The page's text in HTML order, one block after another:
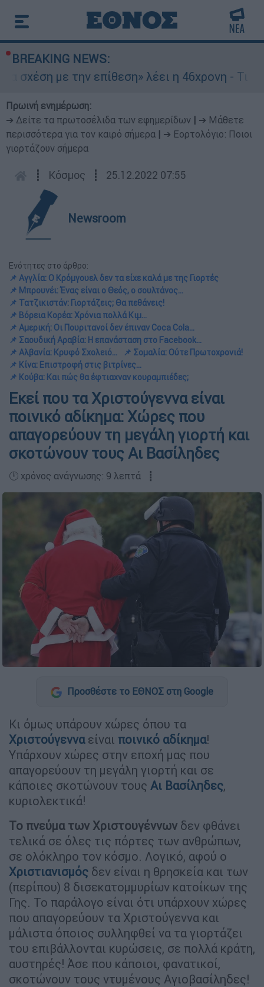
BREAKING NEWS:
επίθεση» λέει η 46χρονη - Τι αποκάλυψε
Πρωινή ενημέρωση:
➔ Δείτε τα πρωτοσέλιδα των εφημερίδων
➔ Μάθετε
περισσότερα για τον καιρό σήμερα
➔ Εορτολόγιο: Ποιοι
γιορτάζουν σήμερα
┋ Κόσμος ┋ 25.12.2022 07:55
Newsroom
Ενότητες στο άρθρο:
📌 Αγγλία: Ο Κρόμγουελ δεν τα είχε καλά με της Γιορτές
📌 Μπρουνέι: Ένας είναι ο Θεός, ο σουλτάνος…
📌 Τατζικιστάν: Γιορτάζεις; Θα πεθάνεις!
📌 Βόρεια Κορέα: Χρόνια πολλά Κιμ…
📌 Αμερική: Οι Πουριτανοί δεν έπιναν Coca Cola…
📌 Σαουδική Αραβία: Η επανάσταση στο Facebook...
📌 Αλβανία: Κρυφό Σχολειό…
📌 Σομαλία: Ούτε Πρωτοχρονιά!
📌 Κίνα: Επιστροφή στις βιτρίνες...
📌 Κούβα: Και πώς θα έφτιαχναν κουραμπιέδες;
Εκεί που τα Χριστούγεννα είναι
ποινικό αδίκημα: Χώρες που
απαγορεύουν τη μεγάλη γιορτή και
σκοτώνουν τους Αι Βασίληδες
🕛 χρόνος ανάγνωσης: 9 λεπτά ┋
Προσθέστε το ΕΘΝΟΣ στη Google
Κι όμως υπάρουν χώρες όπου τα
Χριστούγεννα είναι ποινικό αδίκημα!
Υπάρχουν χώρες στην εποχή μας που
απαγορεύουν τη μεγάλη γιορτή και σε
κάποιες σκοτώνουν τους Αι Βασίληδες,
κυριολεκτικά!
Το πνεύμα των Χριστουγέννων δεν φθάνει
τελικά σε όλες τις πόρτες των ανθρώπων,
σε ολόκληρο τον κόσμο. Λογικό, αφού ο
Χριστιανισμός δεν είναι η θρησκεία και των
(περίπου) 8 δισεκατομμυρίων κατοίκων της
Γης. Το παράλογο είναι ότι υπάρχουν χώρες
που απαγορεύουν τα Χριστούγεννα και
μάλιστα όποιος συλληφθεί να τα γιορτάζει
του επιβάλλονται κυρώσεις, σε πολλά κράτη,
αυστηρές! Άσε που κάποιοι, φανατικοί,
σκοτώνουν τους ντυμένους Αγιοβασίληδες!